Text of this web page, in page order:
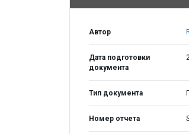
Автор
Дата подготовки
документа
Тип документа
Номер отчета